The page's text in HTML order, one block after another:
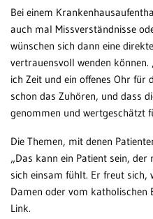
Bei einem
auch mal Missverständnisse
wünschen sich dann eine
vertrauensvoll wenden
ich Zeit und ein offenes Ohr für
schon das Zuhören, und dass
genommen und wertgeschätzt
Die Themen, mit denen
„Das kann ein Patient sein,
sich einsam fühlt. Er freut sich,
Damen oder vom katholischen
Link.